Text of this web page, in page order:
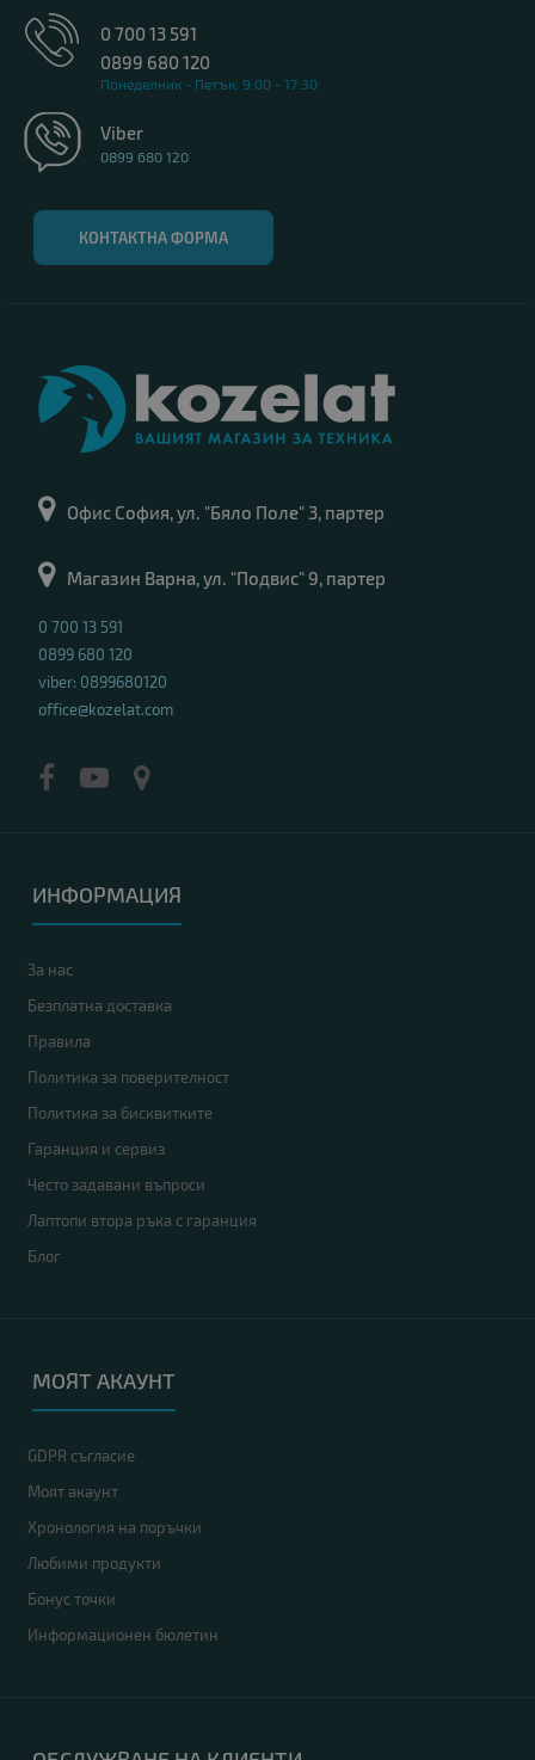
0 700 13 591
0899 680 120
Понеделник - Петък: 9:00 - 17:30
Viber
0899 680 120
КОНТАКТНА ФОРМА
Офис София, ул. "Бяло Поле" 3, партер
Магазин Варна, ул. "Подвис" 9, партер
0 700 13 591
0899 680 120
viber: 0899680120
office@kozelat.com
ИНФОРМАЦИЯ
За нас
Безплатна доставка
Правила
Политика за поверителност
Политика за бисквитките
Гаранция и сервиз
Често задавани въпроси
Лаптопи втора ръка с гаранция
Блог
МОЯТ АКАУНТ
GDPR съгласие
Моят акаунт
Хронология на поръчки
Любими продукти
Бонус точки
Информационен бюлетин